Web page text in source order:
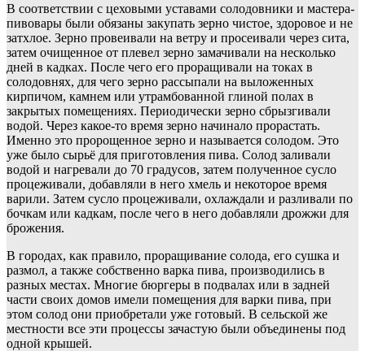
В соответствии с цеховыми уставами солодовники и мастера-
пивовары были обязаны закупать зерно чистое, здоровое и не
затхлое. Зерно провеивали на ветру и просеивали через сита,
затем очищенное от плевел зерно замачивали на несколько
дней в кадках. После чего его проращивали на токах в
солодовнях, для чего зерно рассыпали на выложенных
кирпичом, камнем или утрамбованной глиной полах в
закрытых помещениях. Периодически зерно сбрызгивали
водой. Через какое-то время зерно начинало прорастать.
Именно это пророщенное зерно и называется солодом. Это
уже было сырьё для приготовления пива. Солод заливали
водой и нагревали до 70 градусов, затем полученное сусло
процеживали, добавляли в него хмель и некоторое время
варили. Затем сусло процеживали, охлаждали и разливали по
бочкам или кадкам, после чего в него добавляли дрожжи для
брожения.
В городах, как правило, проращивание солода, его сушка и
размол, а также собственно варка пива, производились в
разных местах. Многие бюргеры в подвалах или в задней
части своих домов имели помещения для варки пива, при
этом солод они приобретали уже готовый. В сельской же
местности все эти процессы зачастую были объединены под
одной крышей.